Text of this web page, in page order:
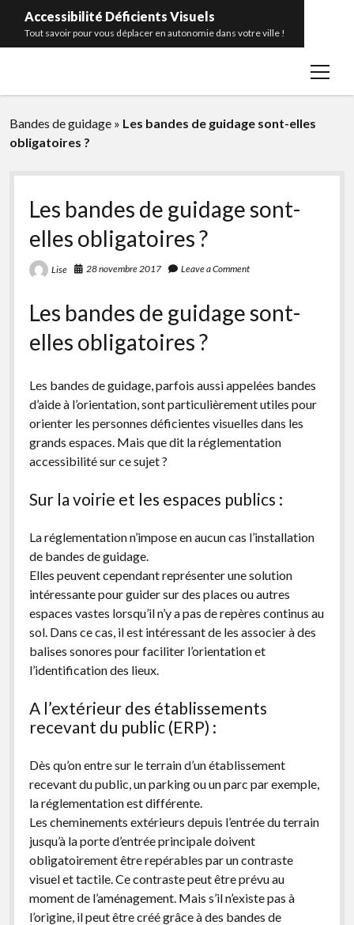
Accessibilité Déficients Visuels
Tout savoir pour vous déplacer en autonomie dans votre ville !
open
Portrait
menu
Transports en commun
Télécommande pour feux sonores
Balises sonores
Bandes d’éveil de vigilance
Glossaire
Bandes de guidage
Feux sonores
facebook
rss
Bandes de guidage » Les bandes de guidage sont-elles
obligatoires ?
Les bandes de guidage sont-
elles obligatoires ?
Lise 28 novembre 2017 Leave a Comment
Les bandes de guidage sont-
elles obligatoires ?
Les bandes de guidage, parfois aussi appelées bandes
d’aide à l’orientation, sont particulièrement utiles pour
orienter les personnes déficientes visuelles dans les
grands espaces. Mais que dit la réglementation
accessibilité sur ce sujet ?
Sur la voirie et les espaces publics :
La réglementation n’impose en aucun cas l’installation
de bandes de guidage.
Elles peuvent cependant représenter une solution
intéressante pour guider sur des places ou autres
espaces vastes lorsqu’il n’y a pas de repères continus au
sol. Dans ce cas, il est intéressant de les associer à des
balises sonores pour faciliter l’orientation et
l’identification des lieux.
A l’extérieur des établissements
recevant du public (ERP) :
Dès qu’on entre sur le terrain d’un établissement
recevant du public, un parking ou un parc par exemple,
la réglementation est différente.
Les cheminements extérieurs depuis l’entrée du terrain
jusqu’à la porte d’entrée principale doivent
obligatoirement être repérables par un contraste
visuel et tactile. Ce contraste peut être prévu au
moment de l’aménagement. Mais s’il n’existe pas à
l’origine, il peut être créé grâce à des bandes de